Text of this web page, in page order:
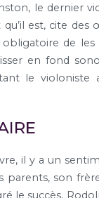
le dernier
est, cite des
obligatoire de
en fond
le violoniste
il y a un
parents, son
le succès,